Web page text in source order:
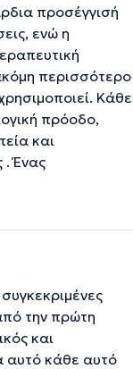
προσέγγισή
ενώ η
περισσότερο
Κάθε
πρόοδο,
και
. Ένας
την πρώτη
και
αυτό κάθε αυτό